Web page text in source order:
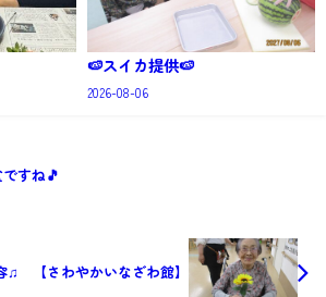
🍉スイカ提供🍉
2026-08-06
すね🎵
♫ 【さわやかいなざわ館】